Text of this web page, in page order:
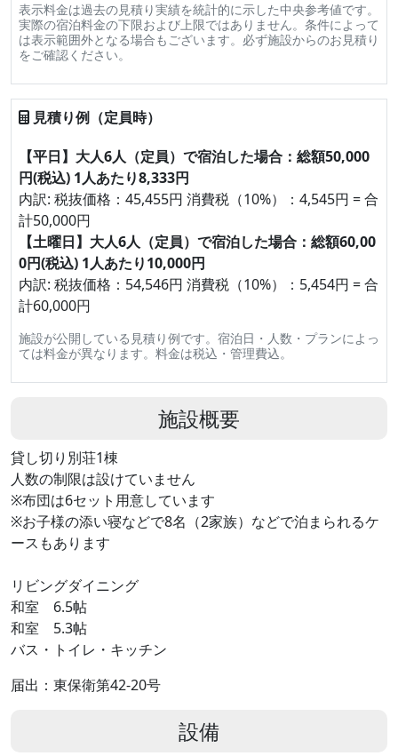
表示料金は過去の見積り実績を統計的に示した中央参考値です。
実際の宿泊料金の下限および上限ではありません。条件によって
は表示範囲外となる場合もございます。必ず施設からのお見積り
をご確認ください。
見積り例（定員時）
【平日】大人6人（定員）で宿泊した場合：総額50,000
円(税込) 1人あたり8,333円
内訳: 税抜価格：45,455円 消費税（10%）：4,545円 = 合
計50,000円
【土曜日】大人6人（定員）で宿泊した場合：総額60,00
0円(税込) 1人あたり10,000円
内訳: 税抜価格：54,546円 消費税（10%）：5,454円 = 合
計60,000円
施設が公開している見積り例です。宿泊日・人数・プランによっ
ては料金が異なります。料金は税込・管理費込。
施設概要
貸し切り別荘1棟
人数の制限は設けていません
※布団は6セット用意しています
※お子様の添い寝などで8名（2家族）などで泊まられるケ
ースもあります
リビングダイニング
和室 6.5帖
和室 5.3帖
バス・トイレ・キッチン
届出：東保衛第42-20号
設備